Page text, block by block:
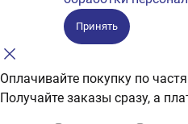
Принять
Оплачивайте покупку по
Получайте заказы сразу, а